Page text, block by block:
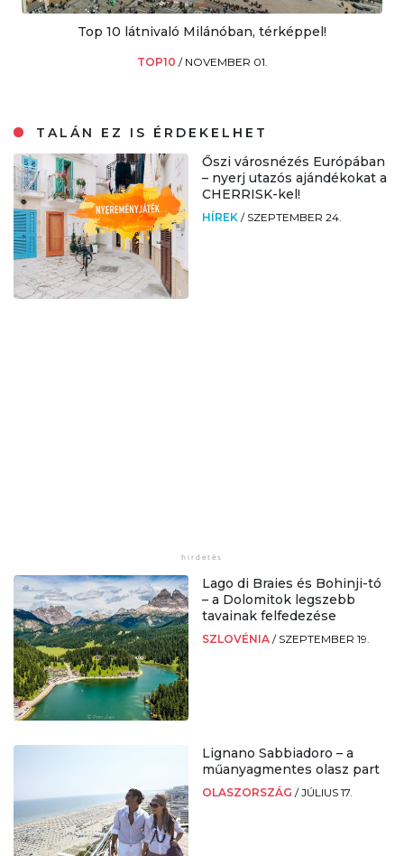
Top 10 látnivaló Milánóban, térképpel!
TOP10 / NOVEMBER 01.
TALÁN EZ IS ÉRDEKELHET
Őszi városnézés Európában
– nyerj utazós ajándékokat a
CHERRISK-kel!
HÍREK / SZEPTEMBER 24.
Lago di Braies és Bohinji-tó
– a Dolomitok legszebb
tavainak felfedezése
SZLOVÉNIA / SZEPTEMBER 19.
Lignano Sabbiadoro – a
műanyagmentes olasz part
OLASZORSZÁG /JÚLIUS 17.